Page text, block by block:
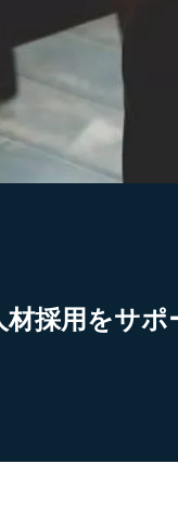
材採用をサ